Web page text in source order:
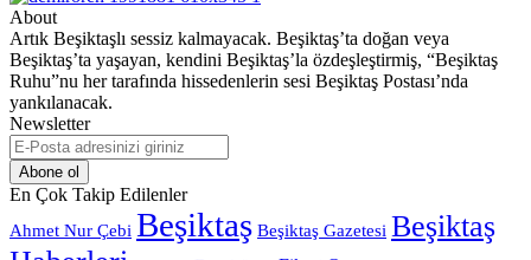
About
Artık Beşiktaşlı sessiz kalmayacak. Beşiktaş’ta doğan veya
Beşiktaş’ta yaşayan, kendini Beşiktaş’la özdeşleştirmiş, “Beşiktaş
Ruhu”nu her tarafında hissedenlerin sesi Beşiktaş Postası’nda
yankılanacak.
Newsletter
E-
Posta
adresinizi
giriniz
En Çok Takip Edilenler
Ahmet Nur Çebi Beşiktaş Beşiktaş Gazetesi Beşiktaş